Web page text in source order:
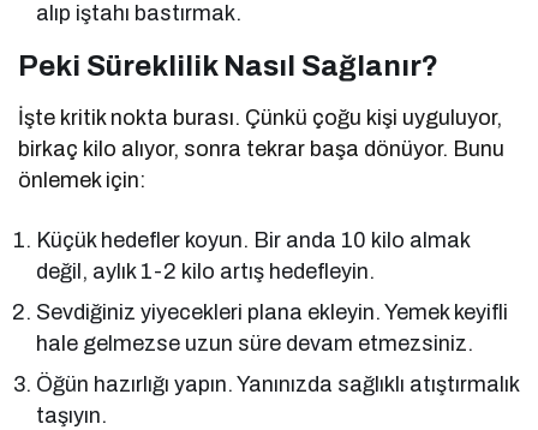
alıp iştahı bastırmak.
Peki Süreklilik Nasıl Sağlanır?
İşte kritik nokta burası. Çünkü çoğu kişi uyguluyor,
birkaç kilo alıyor, sonra tekrar başa dönüyor. Bunu
önlemek için:
Küçük hedefler koyun. Bir anda 10 kilo almak
değil, aylık 1-2 kilo artış hedefleyin.
Sevdiğiniz yiyecekleri plana ekleyin. Yemek keyifli
hale gelmezse uzun süre devam etmezsiniz.
Öğün hazırlığı yapın. Yanınızda sağlıklı atıştırmalık
taşıyın.